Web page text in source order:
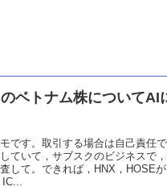
ベトナム株についてAI
です。取引する場合は自己責任で
ていて，サブスクのビジネスで
して。できれば，HNX，HOSE
IC...